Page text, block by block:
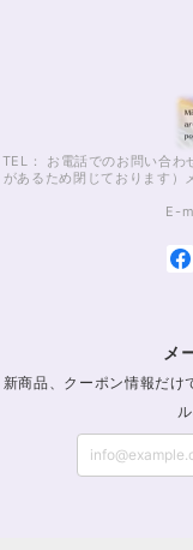
TEL： お電話でのお問い合わ
があるため閉じております）
E-
メ
新商品、クーポン情報だけ